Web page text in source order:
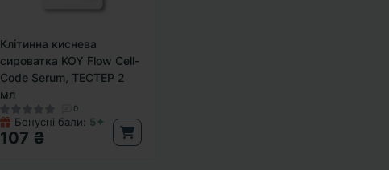
Клітинна киснева
сироватка KOY Flow Cell-
Code Serum, ТЕСТЕР 2
мл
0
Бонусні бали: 5✦
107 ₴